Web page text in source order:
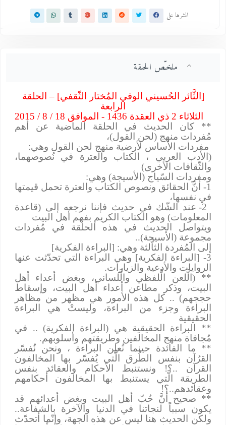
انشرها على
ملخـّص الحلقة
[الثَّائر الحُسيني الوفي المُختار الثّقفي] – الحلقة
الرابعة
الثلاثاء 2 ذي العقدة 1436 - الموافق 18 / 8 / 2015
** كان الحديث في الحلقة الماضية عن أهم
مُفردات منهج (لحن القول)،
مفردات الأساس لأرضية منهج لحن القول وهي:
(الأدب العربي ، الكتاب والعترة في نُصوصهما،
والثّقافات الأخرى)
ومفردات السّياج (الأسيجة) وهي:
1- أنَّ الحقائق ونصوص الكتاب والعترة تحمل قيمتها
في نفسها،
2- عند الشّك في حديث فإننا نرجعه إلى (قاعدة
المعلومات) وهو الكتاب الكريم بفهم أهل البيت
ويتواصل الحديث في هذه الحلقة في مُفردات
مجموعة (الأسيجة)..
إلى المُفردة الثاَّلثة وهي: [البراءة الفكرية]
3- [البراءة الفكرية] وهي البراءة التي تحدّثت عنها
الروايات والأدعية والزيارات.
** (الَّلعن الَّلفظي والَّلساني، وبغض أعداء أهل
البيت، وذكر مطاعن أعداء أهل البيت، وإسقاط
حججهم) .. كل هذه الأمور هي مظهر من مظاهر
البراءة وجزء من البراءة، وليستْ هي البراءة
الحقيقية
** البراءة الحقيقية هي (البراءة الفكرية) .. في
مُجافاة منهج المخالفين وطريقتهم وأسلوبهم.
** ما الفائدة حينما نُعلِن البراءة ، ونحن نُفسّر
القرُآن بنفس الطُرق الَّتي يُفسّر بها المخالفون
القرآن ..؟! ونستنبط الأحكام والعقائد بنفس
الطريقة الَّتي يستنبط بها المخالفون أحكامهم
وعقائدهم..؟!
** صحيح أنَّ حُبّ أهل البيت وبغض أعدائهم قد
يكون سبباً لنجاتنا في الدنيا والآخرة بالشفاعة..
ولكن الحديث هنا ليس عن هذه الجهة، وإنّما أتحدّث